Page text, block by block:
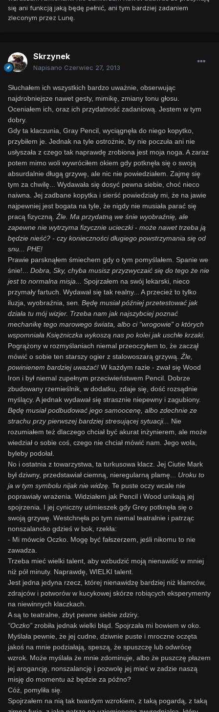
się ani funkcją jaką będę pełnić, ani tym bardziej zadaniem
zleconym przez Lunę.
Skrzynek
Napisano Czerwiec 27, 2013
Słuchałem ich wszystkich bardzo uważnie, obserwując
najdrobniejsze nawet gesty, mimikę, zmiany tonu głosu.
Oceniałem ich, oraz ich przydatność zadaniową. Jestem w tym
dobry.
Gdy ta klaczunia, Gray Pencil, wyciągnęła do niego kopytko,
przybiłem je. Jednak na tyle ostrożnie, by nie poczuła ani nie
usłyszała z czego tak naprawdę zrobiona jest moja noga. A zaraz
potem mimo woli wywróciłem okiem gdy potknęła się o swoją
absurdalnie długą grzywę, ale nic nie powiedziałem. Zajmę się
tym za chwilę... Wydawała się dosyć pewna siebie, choć nieco
naiwna. Jej zadbane kopytka i sierść powiedziały mi, że na jawie
najpewniej jest bogata na tyle, że nigdy nie musiała parać się
pracą fizyczną.Źle. Ma przydatną we śnie wyobraźnię, ale
zapewne nie wytrzyma fizycznie ucieczki - może nawet trzeba ją
będzie nieść? - czy konieczności długiego powstrzymania się od
snu... PHE!
Prawie parsknąłem śmiechem gdy o tym pomyślałem. Spanie we
śnie!... Dobra, Sky, chyba musisz przyzwyczaić się do tego że nie
jest to normalna misja... Spojrzałem na swój lekarski, nieco
przymały fartuch. Wydawał się tak realny... A przecież to tylko
iluzja, wyobraźnia, sen. Będę musiał później przetestować jak
działa tu mój wizjer. Trzeba nam jak najszybciej poznać
mechanikę tego marowego świata, albo ci “wrogowie” o których
wspomniała Księżniczka wykoszą nas po kolei jak uschłe krzaki.
Pogrążony w rozmyślaniach niemal przeoczyłem to, że zaczął
mówić o sobie ten starszy ogier z stalowoszarą grzywą.Źle,
powinienem bardziej uważać! W każdym razie - zwał się Wood
Iron i był niemal zupełnym przeciwieństwem Pencil. Dobrze
zbudowany rzemieślnik, w dodatku, zdaje się, dość rozsądnie
myślący. A jednak wydawał się strasznie niepewny i zagubiony.
Będę musiał podbudować jego samoocenę, albo zdechnie ze
strachu przy pierwszej bardziej stresującej sytuacji... Nie
rozumiałem też dlaczego chciał być akurat inżynierem, ale może
wiedział o sobie coś, czego nie chciał mówić nam. Jego wola,
byleby podołał.
No i ostatnia z towarzystwa, ta turkusowa klacz. Jej Ciutie Mark
był dziwny, przedstawiał ciemną, nieregularną plamę... Uroku to
ja w tym symbolu nijak nie widzę. Te puste oczy wcale nie
poprawiały wrażenia. Widziałem jak Pencil i Wood unikają jej
spojrzenia. I jej cyniczny uśmieszek gdy Grey potknęła się o
swoją grzywę. Westchnęła po tym niemal teatralnie i patrząc
nonszalancko gdzieś w bok, rzekła:
- Mi mówcie Oczko. Mogę być fałszerzem, jeśli nikomu to nie
zawadza.
Trzeba mieć wielki talent, aby wzbudzić moją nienawiść w mniej
niż pół minuty. Naprawdę, WIELKI talent.
Jest jedna jedyna rzecz, której nienawidzę bardziej niż kłamców,
zdrajców i potworów w kucykowej skórze robiących eksperymenty
na niewinnych klaczkach.
A są to teatralne, zbyt pewne siebie zdziry.
“Oczko” zrobiła jednak wielki błąd. Spojrzała mi bowiem w oko.
Myślała pewnie, że jej cudne, dziwnie puste i mroczne oczęta
jakoś na mnie podziałają, speszą, że spuszczę lub odwrócę
wzrok. Może myślała że mnie zdominuje, albo że puszczę płazem
jej arogancję, nonszalancję i pozwolę jej mieć w zadzie naszą
misję do momentu aż będzie za późno?
Cóż, pomyliła się.
Spojrzałem na nią tak twardym wzrokiem, z taką pogardą, z taką